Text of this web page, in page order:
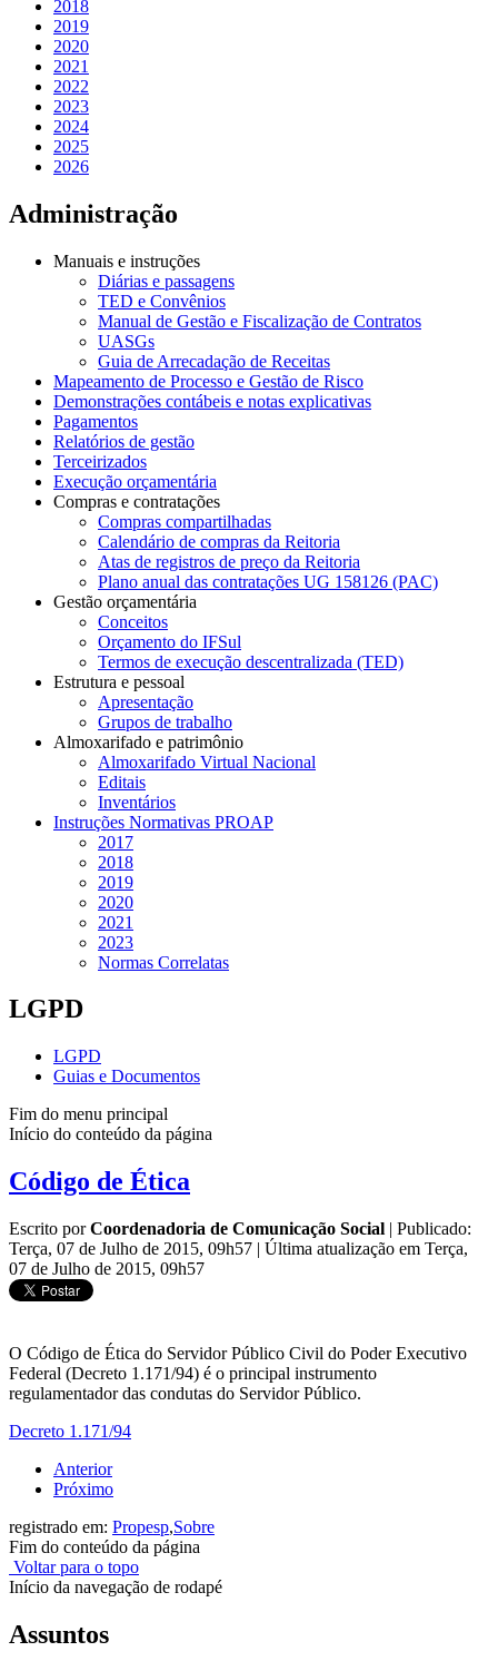
2018
2019
2020
2021
2022
2023
2024
2025
2026
Administração
Manuais e instruções
Diárias e passagens
TED e Convênios
Manual de Gestão e Fiscalização de Contratos
UASGs
Guia de Arrecadação de Receitas
Mapeamento de Processo e Gestão de Risco
Demonstrações contábeis e notas explicativas
Pagamentos
Relatórios de gestão
Terceirizados
Execução orçamentária
Compras e contratações
Compras compartilhadas
Calendário de compras da Reitoria
Atas de registros de preço da Reitoria
Plano anual das contratações UG 158126 (PAC)
Gestão orçamentária
Conceitos
Orçamento do IFSul
Termos de execução descentralizada (TED)
Estrutura e pessoal
Apresentação
Grupos de trabalho
Almoxarifado e patrimônio
Almoxarifado Virtual Nacional
Editais
Inventários
Instruções Normativas PROAP
2017
2018
2019
2020
2021
2023
Normas Correlatas
LGPD
LGPD
Guias e Documentos
Fim do menu principal
Início do conteúdo da página
Código de Ética
Escrito porCoordenadoria de Comunicação Social | Publicado:
Terça, 07 de Julho de 2015, 09h57 | Última atualização em Terça,
07 de Julho de 2015, 09h57
O Código de Ética do Servidor Público Civil do Poder Executivo
Federal (Decreto 1.171/94) é o principal instrumento
regulamentador das condutas do Servidor Público.
Decreto 1.171/94
Anterior
Próximo
registrado em: Propesp,Sobre
Fim do conteúdo da página
Voltar para o topo
Início da navegação de rodapé
Assuntos